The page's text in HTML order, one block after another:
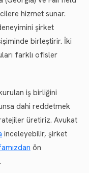
hizmet sunar.
şirket
birleştirir. İki
farklı ofisler
iş birliğini
dahi reddetmek
üretiriz. Avukat
inceleyebilir, şirket
ön